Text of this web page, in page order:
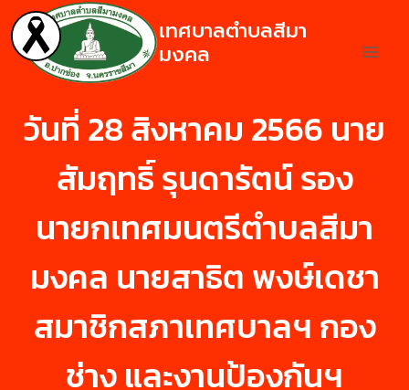
เทศบาลตำบลสีมา
มงคล
วันที่ 28 สิงหาคม 2566 นาย
สัมฤทธิ์ รุนดารัตน์ รอง
นายกเทศมนตรีตำบลสีมา
มงคล นายสาธิต พงษ์เดชา
สมาชิกสภาเทศบาลฯ กอง
ช่าง และงานป้องกันฯ